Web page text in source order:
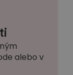
alebo v